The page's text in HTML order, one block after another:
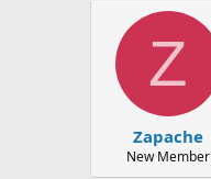
Z
Zapache
New Member